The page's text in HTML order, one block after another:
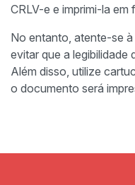
CRLV-e e imprimi-la
No entanto, atente-se
evitar que a legibilidade
Além disso, utilize
o documento será